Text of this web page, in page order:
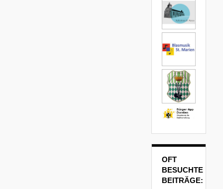
OFT
BESUCHTE
BEITRÄGE: